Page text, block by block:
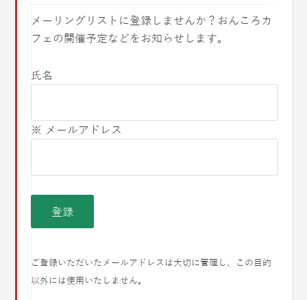
メーリングリストに登録しませんか？おんころカ
フェの開催予定などをお知らせします。
氏名
※ メールアドレス
ご登録いただいたメールアドレスは大切に管理し、この目的
以外には使用いたしません。